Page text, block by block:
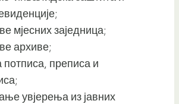
мјесних заједница;
архиве;
потписа, преписа и
увјерења из јавних